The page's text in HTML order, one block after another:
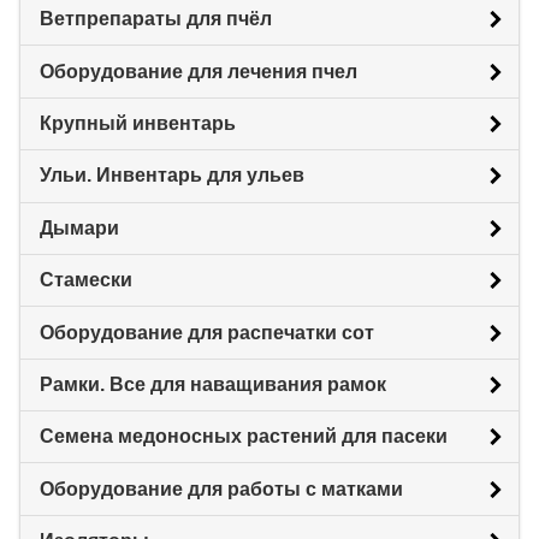
Ветпрепараты для пчёл
Оборудование для лечения пчел
Крупный инвентарь
Ульи. Инвентарь для ульев
Дымари
Стамески
Оборудование для распечатки сот
Рамки. Все для наващивания рамок
Семена медоносных растений для пасеки
Оборудование для работы с матками